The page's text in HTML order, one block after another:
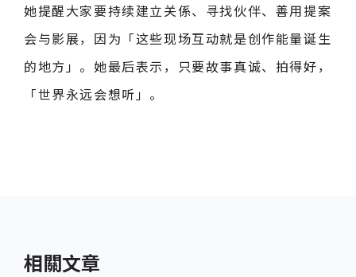
她提醒大家要持续建立关係、寻找伙伴、善用提案
会与影展，因为「这些现场互动就是创作能量诞生
的地方」。她最后表示，只要故事真诚、拍得好，
「世界永远会想听」。
相關文章